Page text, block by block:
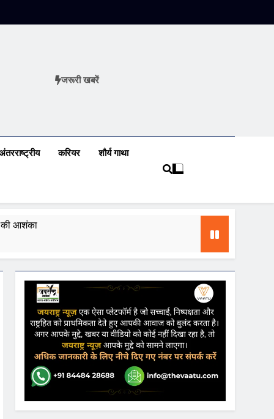
जरूरी खबरें
करियर शौर्य गाथा
की आशंका
कहा- कार्यक्रम से सरकार का कोई संबंध नहीं
धूम